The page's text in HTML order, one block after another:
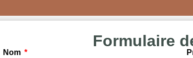
Formulaire
Nom